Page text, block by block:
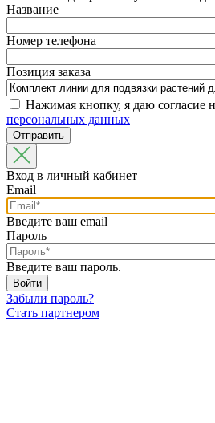
Название
Номер телефона
Позиция заказа
Нажимая кнопку, я даю согласие
персональных данных
Вход в личный кабинет
Email
Введите ваш email
Пароль
Введите ваш пароль.
Забыли пароль?
Стать партнером